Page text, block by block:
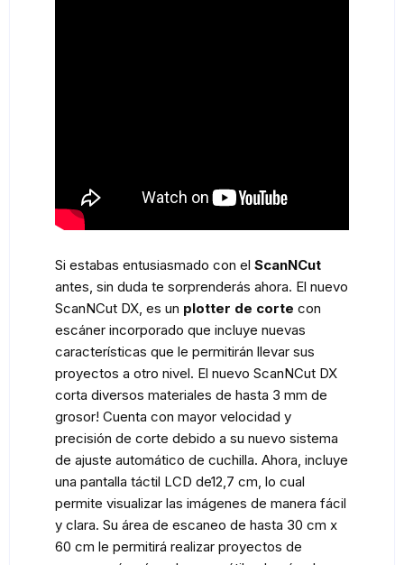
Si estabas entusiasmado con el ScanNCut
antes, sin duda te sorprenderás ahora. El nuevo
ScanNCut DX, es un plotter de corte con
escáner incorporado que incluye nuevas
características que le permitirán llevar sus
proyectos a otro nivel. El nuevo ScanNCut DX
corta diversos materiales de hasta 3 mm de
grosor! Cuenta con mayor velocidad y
precisión de corte debido a su nuevo sistema
de ajuste automático de cuchilla. Ahora, incluye
una pantalla táctil LCD de12,7 cm, lo cual
permite visualizar las imágenes de manera fácil
y clara. Su área de escaneo de hasta 30 cm x
60 cm le permitirá realizar proyectos de